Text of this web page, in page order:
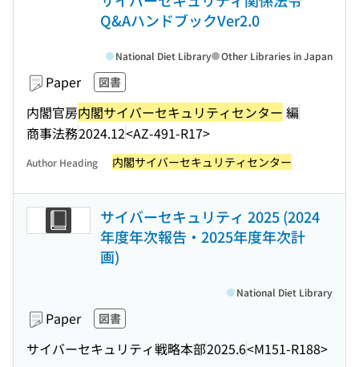
Q&AハンドブックVer2.0
Paper 図書
内閣官房内閣サイバーセキュリティセンター 編
商事法務2024.12<AZ-491-R17>
National Diet Library Other Libraries in Japan
Author Heading 内閣サイバーセキュリティセンター
サイバーセキュリティ 2025 (2024
年度年次報告・2025年度年次計
画)
Paper 図書
サイバーセキュリティ戦略本部2025.6<M151-R188>
National Diet Library